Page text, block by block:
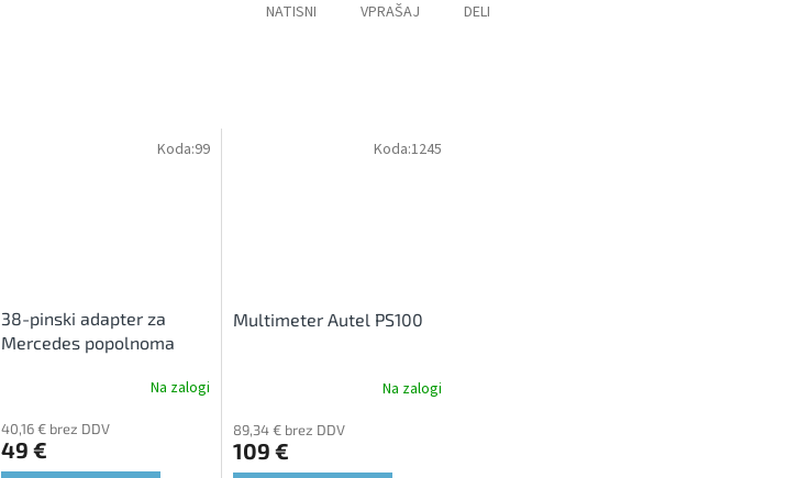
NATISNI VPRAŠAJ DELI
38-pinski adapter za
Mercedes popolnoma
Na zalogi
40,16 € brez DDV
49 €
Koda:99
Multimeter Autel PS100
Na zalogi
89,34 € brez DDV
109 €
Koda:1245